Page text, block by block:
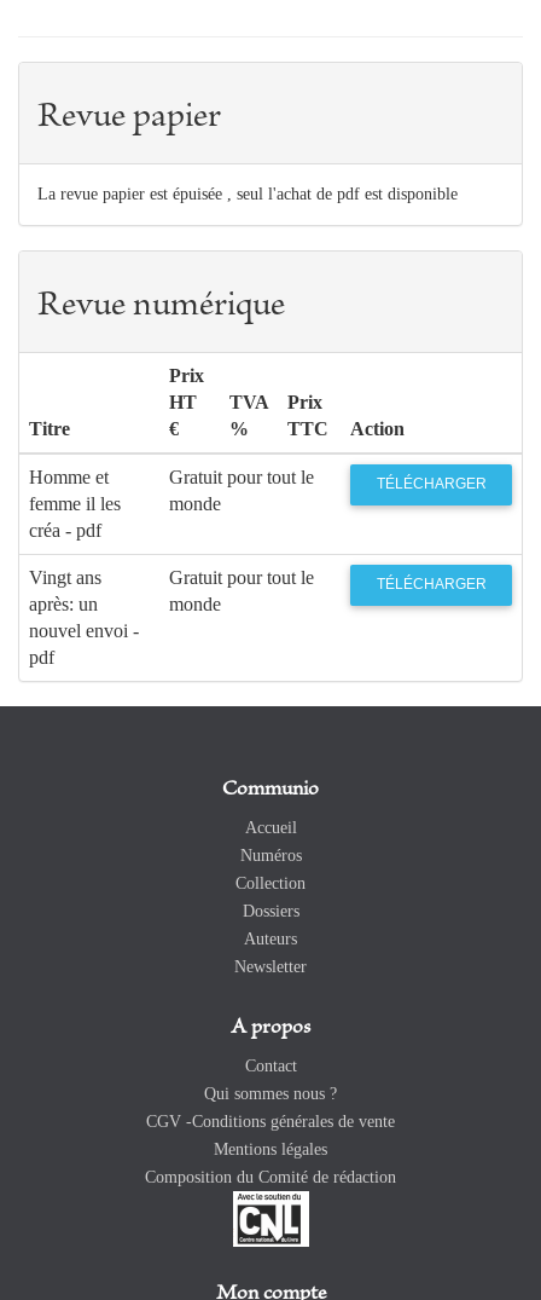
Revue papier
La revue papier est épuisée , seul l'achat de pdf est disponible
Revue numérique
Titre
Prix
HT
€
TVA
%
Prix
TTC
Action
Homme et
femme il les
créa - pdf
Gratuit pour tout le
monde
TÉLÉCHARGER
Vingt ans
après: un
nouvel envoi -
pdf
Gratuit pour tout le
monde
TÉLÉCHARGER
Communio
Accueil
Numéros
Collection
Dossiers
Auteurs
Newsletter
A propos
Contact
Qui sommes nous ?
CGV -Conditions générales de vente
Mentions légales
Composition du Comité de rédaction
Mon compte